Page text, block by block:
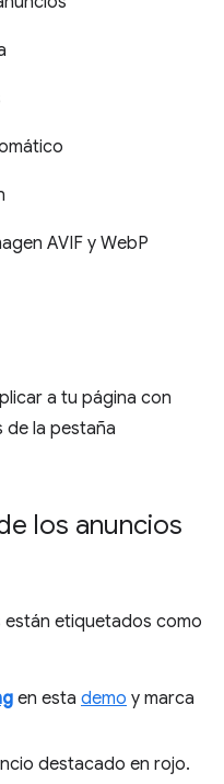
AVIF y WebP
a tu página con
de la pestaña
los anuncios
etiquetados como
en esta demo y marca
destacado en rojo.